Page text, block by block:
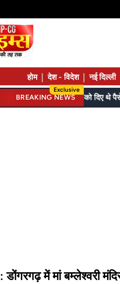
होम देश - विदेश नई दिल्ली
BREAKING NEWS
Exclusive
: डोंगरगढ़ में मां बम्लेश्वरी